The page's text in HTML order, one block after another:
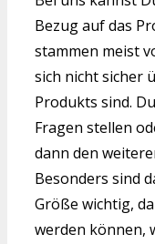
Bezug auf das
stammen meist
sich nicht sicher
Produkts sind.
Fragen stellen
dann den
Besonders sind
Größe wichtig,
werden können,